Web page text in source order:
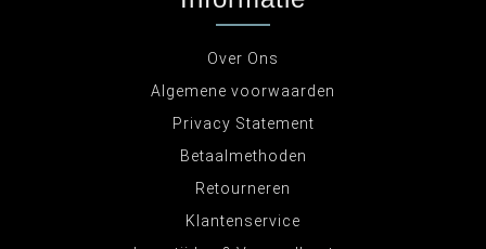
Over Ons
Algemene voorwaarden
Privacy Statement
Betaalmethoden
Retourneren
Klantenservice